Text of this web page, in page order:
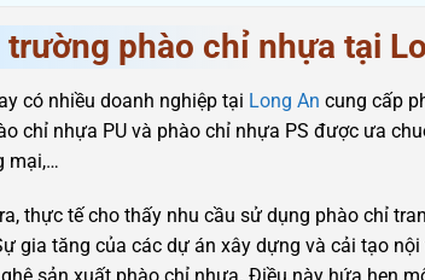
trường phào chỉ nhựa tại
có nhiều doanh nghiệp tại Long An cung cấp
chỉ nhựa PU và phào chỉ nhựa PS được ưa
mại,…
thực tế cho thấy nhu cầu sử dụng phào chỉ
gia tăng của các dự án xây dựng và cải tạo